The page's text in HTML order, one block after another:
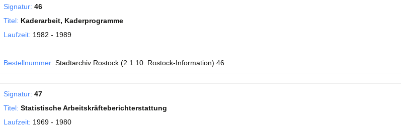
Signatur: 46
Titel: Kaderarbeit, Kaderprogramme
Laufzeit: 1982 - 1989
Bestellnummer: Stadtarchiv Rostock (2.1.10. Rostock-Information) 46
Signatur: 47
Titel: Statistische Arbeitskräfteberichterstattung
Laufzeit: 1969 - 1980